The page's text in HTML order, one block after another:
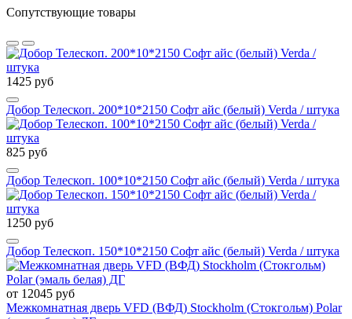
Сопутствующие товары
1425 руб
Добор Телескоп. 200*10*2150 Софт айс (белый) Verda / штука
825 руб
Добор Телескоп. 100*10*2150 Софт айс (белый) Verda / штука
1250 руб
Добор Телескоп. 150*10*2150 Софт айс (белый) Verda / штука
от 12045 руб
Межкомнатная дверь VFD (ВФД) Stockholm (Стокгольм) Polar